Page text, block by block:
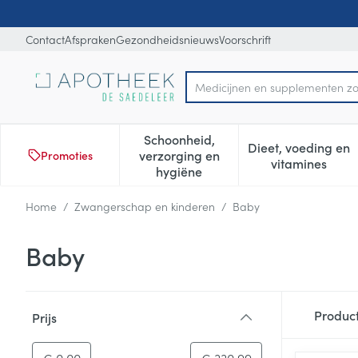
ContactAfsprakenGezondheidsnieuwsVoorschrift
Product, merk, categorie...
M
Promoties
Schoonheid,
verzorging en
hygiëne
Toon submenu voor
Dieet, voeding en
vitamines
Toon
Home / Zwangerschap en kinderen / Baby
Baby
Prijs